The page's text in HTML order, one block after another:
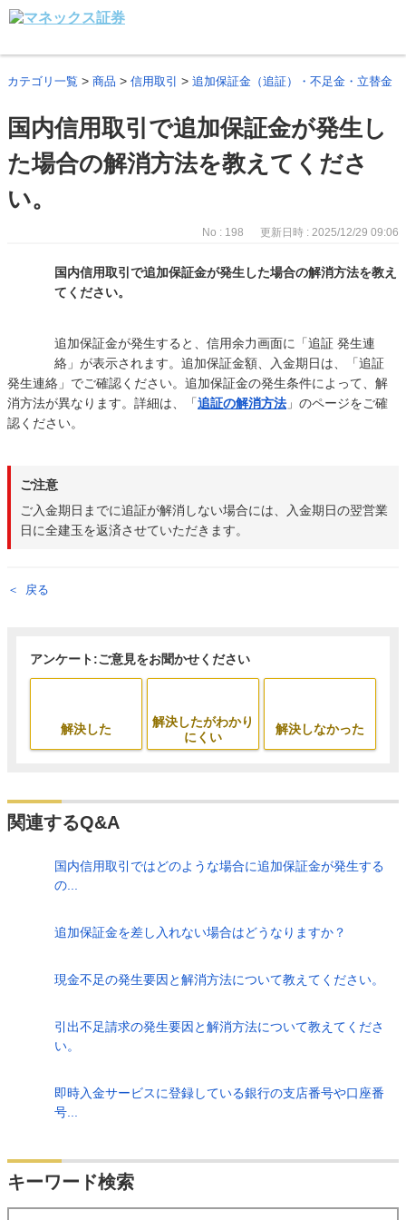
カテゴリ一覧 > 商品 > 信用取引 > 追加保証金（追証）・不足金・立替金
国内信用取引で追加保証金が発生し
た場合の解消方法を教えてくださ
い。
No : 198 更新日時 : 2025/12/29 09:06
国内信用取引で追加保証金が発生した場合の解消方法を教え
てください。
追加保証金が発生すると、信用余力画面に「追証 発生連
絡」が表示されます。追加保証金額、入金期日は、「追証
発生連絡」でご確認ください。追加保証金の発生条件によって、解
消方法が異なります。詳細は、「追証の解消方法 」のページをご確
認ください。
ご注意
ご入金期日までに追証が解消しない場合には、入金期日の翌営業
日に全建玉を返済させていただきます。
戻る
アンケート:ご意見をお聞かせください
解決した
解決したがわかり
にくい
解決しなかった
関連するQ&A
国内信用取引ではどのような場合に追加保証金が発生する
の...
追加保証金を差し入れない場合はどうなりますか？
現金不足の発生要因と解消方法について教えてください。
引出不足請求の発生要因と解消方法について教えてくださ
い。
即時入金サービスに登録している銀行の支店番号や口座番
号...
キーワード検索